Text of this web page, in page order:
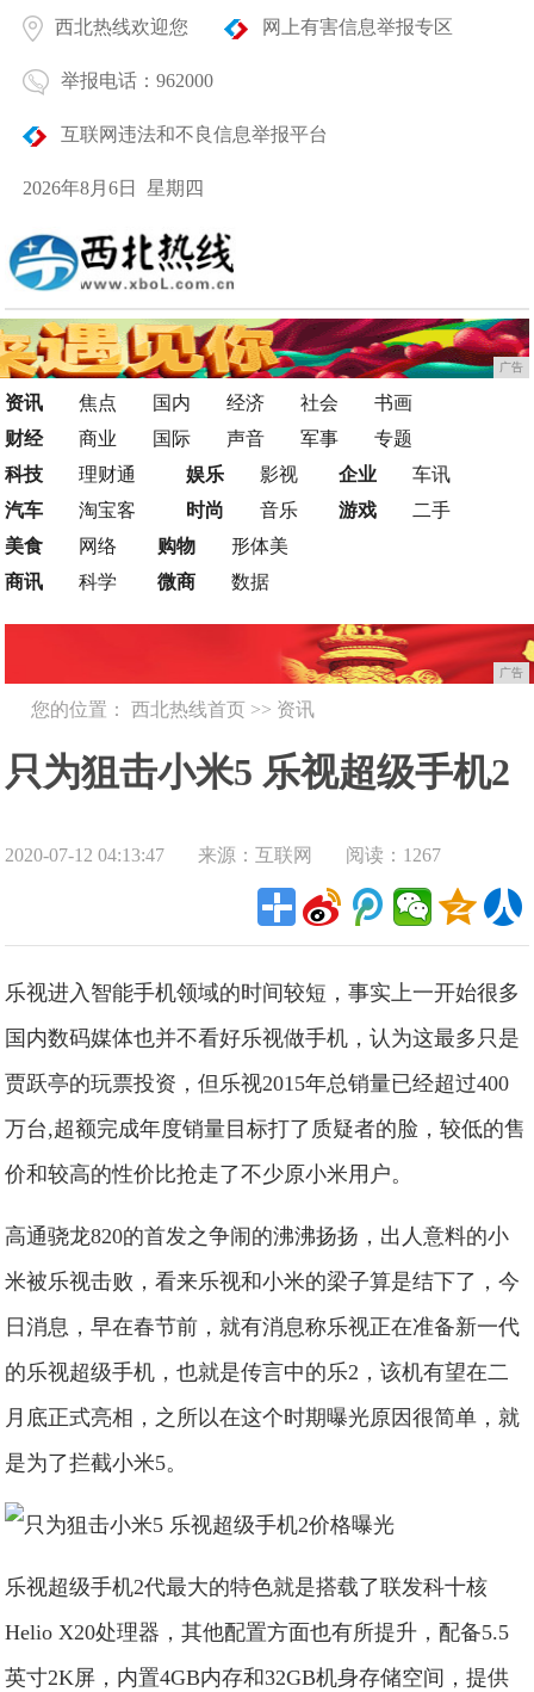
西北热线欢迎您 网上有害信息举报专区
举报电话：962000
互联网违法和不良信息举报平台
2026年8月6日 星期四
广告
资讯 焦点 国内 经济 社会
书画
财经
商业 国际 声音 军事
专题
科技
理财通
汽车
淘宝客
娱乐
影视
时尚
音乐
企业
车讯
游戏
二手
美食
网络
商讯
科学
购物
形体美
微商
数据
广告
您的位置：西北热线首页 >> 资讯
只为狙击小米5 乐视超级手机2
价格曝光
2020-07-12 04:13:47 来源：互联网 阅读：1267
乐视进入智能手机领域的时间较短，事实上一开始很多
国内数码媒体也并不看好乐视做手机，认为这最多只是
贾跃亭的玩票投资，但乐视2015年总销量已经超过400
万台,超额完成年度销量目标打了质疑者的脸，较低的售
价和较高的性价比抢走了不少原小米用户。
高通骁龙820的首发之争闹的沸沸扬扬，出人意料的小
米被乐视击败，看来乐视和小米的梁子算是结下了，今
日消息，早在春节前，就有消息称乐视正在准备新一代
的乐视超级手机，也就是传言中的乐2，该机有望在二
月底正式亮相，之所以在这个时期曝光原因很简单，就
是为了拦截小米5。
乐视超级手机2代最大的特色就是搭载了联发科十核
Helio X20处理器，其他配置方面也有所提升， 配备5.5
英寸2K屏，内置4GB内存和32GB机身存储空间，提供